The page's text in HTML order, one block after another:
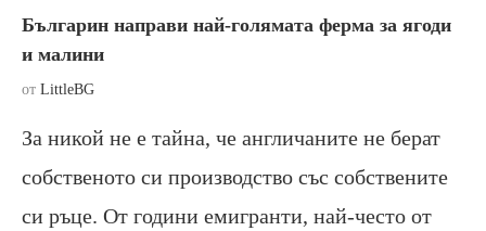
Българин направи най-голямата ферма за ягоди
и малини
от LittleBG
За никой не е тайна, че англичаните не берат
собственото си производство със собствените
си ръце. От години емигранти, най-често от